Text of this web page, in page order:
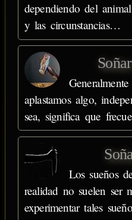
dependiendo del
y las circunstancias…
aplastamos algo,
sea, significa que
Los sueños
realidad no suelen ser
experimentar tales